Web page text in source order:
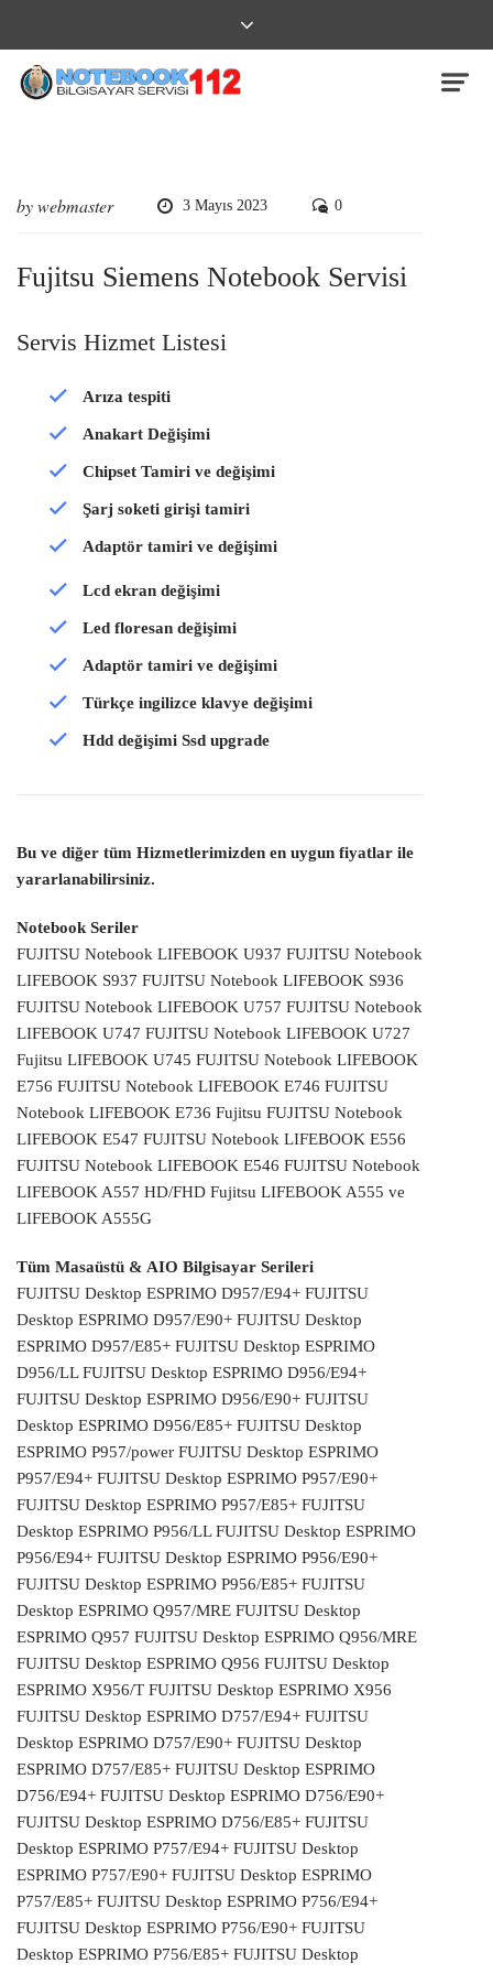
by webmaster 3 Mayıs 2023 0
Fujitsu Siemens Notebook Servisi
Servis Hizmet Listesi
Arıza tespiti
Anakart Değişimi
Chipset Tamiri ve değişimi
Şarj soketi girişi tamiri
Adaptör tamiri ve değişimi
Lcd ekran değişimi
Led floresan değişimi
Adaptör tamiri ve değişimi
Türkçe ingilizce klavye değişimi
Hdd değişimi Ssd upgrade
Bu ve diğer tüm Hizmetlerimizden en uygun fiyatlar ile
yararlanabilirsiniz.
Notebook Seriler
FUJITSU Notebook LIFEBOOK U937 FUJITSU Notebook
LIFEBOOK S937 FUJITSU Notebook LIFEBOOK S936
FUJITSU Notebook LIFEBOOK U757 FUJITSU Notebook
LIFEBOOK U747 FUJITSU Notebook LIFEBOOK U727
Fujitsu LIFEBOOK U745 FUJITSU Notebook LIFEBOOK
E756 FUJITSU Notebook LIFEBOOK E746 FUJITSU
Notebook LIFEBOOK E736 Fujitsu FUJITSU Notebook
LIFEBOOK E547 FUJITSU Notebook LIFEBOOK E556
FUJITSU Notebook LIFEBOOK E546 FUJITSU Notebook
LIFEBOOK A557 HD/FHD Fujitsu LIFEBOOK A555 ve
LIFEBOOK A555G
Tüm Masaüstü & AIO Bilgisayar Serileri
FUJITSU Desktop ESPRIMO D957/E94+ FUJITSU
Desktop ESPRIMO D957/E90+ FUJITSU Desktop
ESPRIMO D957/E85+ FUJITSU Desktop ESPRIMO
D956/LL FUJITSU Desktop ESPRIMO D956/E94+
FUJITSU Desktop ESPRIMO D956/E90+ FUJITSU
Desktop ESPRIMO D956/E85+ FUJITSU Desktop
ESPRIMO P957/power FUJITSU Desktop ESPRIMO
P957/E94+ FUJITSU Desktop ESPRIMO P957/E90+
FUJITSU Desktop ESPRIMO P957/E85+ FUJITSU
Desktop ESPRIMO P956/LL FUJITSU Desktop ESPRIMO
P956/E94+ FUJITSU Desktop ESPRIMO P956/E90+
FUJITSU Desktop ESPRIMO P956/E85+ FUJITSU
Desktop ESPRIMO Q957/MRE FUJITSU Desktop
ESPRIMO Q957 FUJITSU Desktop ESPRIMO Q956/MRE
FUJITSU Desktop ESPRIMO Q956 FUJITSU Desktop
ESPRIMO X956/T FUJITSU Desktop ESPRIMO X956
FUJITSU Desktop ESPRIMO D757/E94+ FUJITSU
Desktop ESPRIMO D757/E90+ FUJITSU Desktop
ESPRIMO D757/E85+ FUJITSU Desktop ESPRIMO
D756/E94+ FUJITSU Desktop ESPRIMO D756/E90+
FUJITSU Desktop ESPRIMO D756/E85+ FUJITSU
Desktop ESPRIMO P757/E94+ FUJITSU Desktop
ESPRIMO P757/E90+ FUJITSU Desktop ESPRIMO
P757/E85+ FUJITSU Desktop ESPRIMO P756/E94+
FUJITSU Desktop ESPRIMO P756/E90+ FUJITSU
Desktop ESPRIMO P756/E85+ FUJITSU Desktop